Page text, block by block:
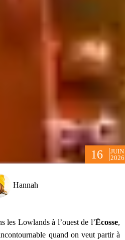
16
JUIN
2026
Hannah
les Lowlands à l’ouest de l’Écosse,
quand on veut partir à